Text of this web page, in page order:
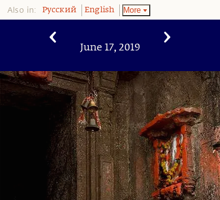
Also in: Pусский English More
June 17, 2019